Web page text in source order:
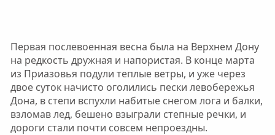
Первая послевоенная весна была на Верхнем Дону
на редкость дружная и напористая. В конце марта
из Приазовья подули теплые ветры, и уже через
двое суток начисто оголились пески левобережья
Дона, в степи вспухли набитые снегом лога и балки,
взломав лед, бешено взыграли степные речки, и
дороги стали почти совсем непроездны.